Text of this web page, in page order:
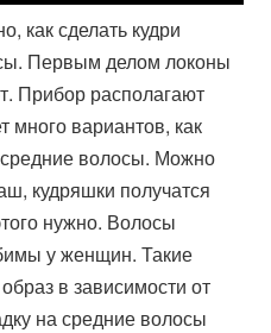
как сделать кудри
Первым делом локоны
Прибор располагают
много вариантов, как
волосы. Можно
кудряшки получатся
нужно. Волосы
у женщин. Такие
в зависимости от
на средние волосы